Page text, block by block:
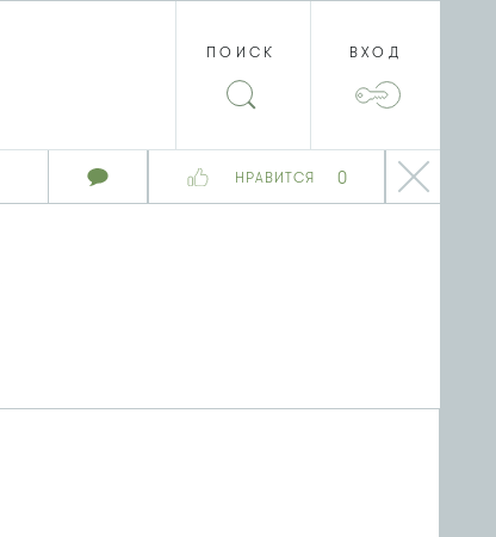
НРАВИТСЯ 0
ПОИСК ВХОД